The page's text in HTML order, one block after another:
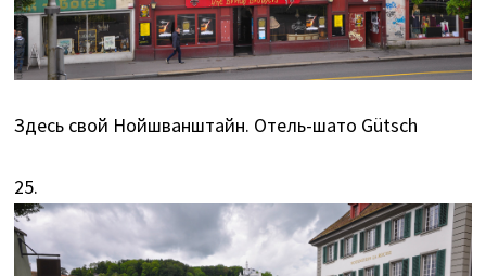
Здесь свой Нойшванштайн. Отель-шато Gütsch
25.